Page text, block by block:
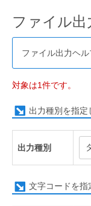
ファイル出
ファイル出力ヘル
対象は1件です。
出力種別を指定
出力種別
文字コードを指